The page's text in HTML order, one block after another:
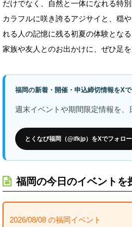
だけでなく、自然と一体になれる特
カラフルに咲き誇るアジサイと、穏
れる人の記憶に残る初夏の体験とな
家族や友人とのお出かけに、ぜひ足
福岡の新着・開催・申込締切情報をX
週末イベントや期間限定情報を
とくなび福岡（@ifkjp）をXでフォロー
福岡の今日のイベントを
2026/08/08 の福岡イベント